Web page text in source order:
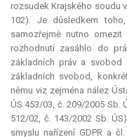
rozsudek Krajského soudu
102). Je důsledkem
samozřejmě nutno
rozhodnutí zasáhlo do
základních práv a
základních svobod,
němu viz zejména nález
ÚS 453/03, č. 209/2005 Sb.
512/02, č. 143/2002 Sb.
smyslu nařízení GDPR a